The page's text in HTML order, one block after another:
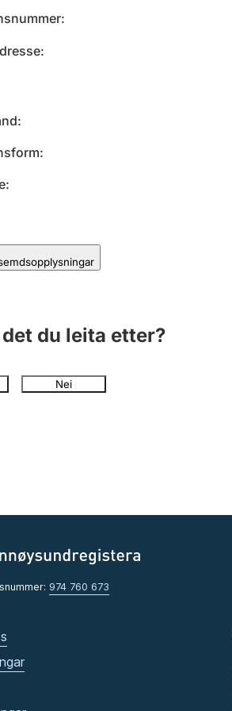
du leita etter?
Nei
974 760 673